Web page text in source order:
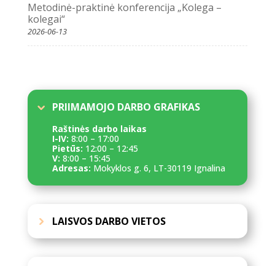
Metodinė-praktinė konferencija „Kolega –
kolegai“
2026-06-13
PRIIMAMOJO DARBO GRAFIKAS
Raštinės darbo laikas
I-IV: 8:00 – 17:00
Pietūs: 12:00 – 12:45
V: 8:00 – 15:45
Adresas: Mokyklos g. 6, LT-30119 Ignalina
LAISVOS DARBO VIETOS